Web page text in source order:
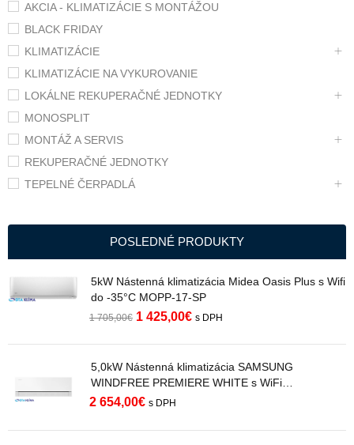
AKCIA - KLIMATIZÁCIE S MONTÁŽOU
BLACK FRIDAY
KLIMATIZÁCIE
KLIMATIZÁCIE NA VYKUROVANIE
LOKÁLNE REKUPERAČNÉ JEDNOTKY
MONOSPLIT
MONTÁŽ A SERVIS
REKUPERAČNÉ JEDNOTKY
TEPELNÉ ČERPADLÁ
POSLEDNÉ PRODUKTY
5kW Nástenná klimatizácia Midea Oasis Plus s Wifi
do -35°C MOPP-17-SP
1 705,00€ 1 425,00€ s DPH
5,0kW Nástenná klimatizácia SAMSUNG
WINDFREE PREMIERE WHITE s WiFi
AR70H18C1AWNEU R32
2 654,00€ s DPH